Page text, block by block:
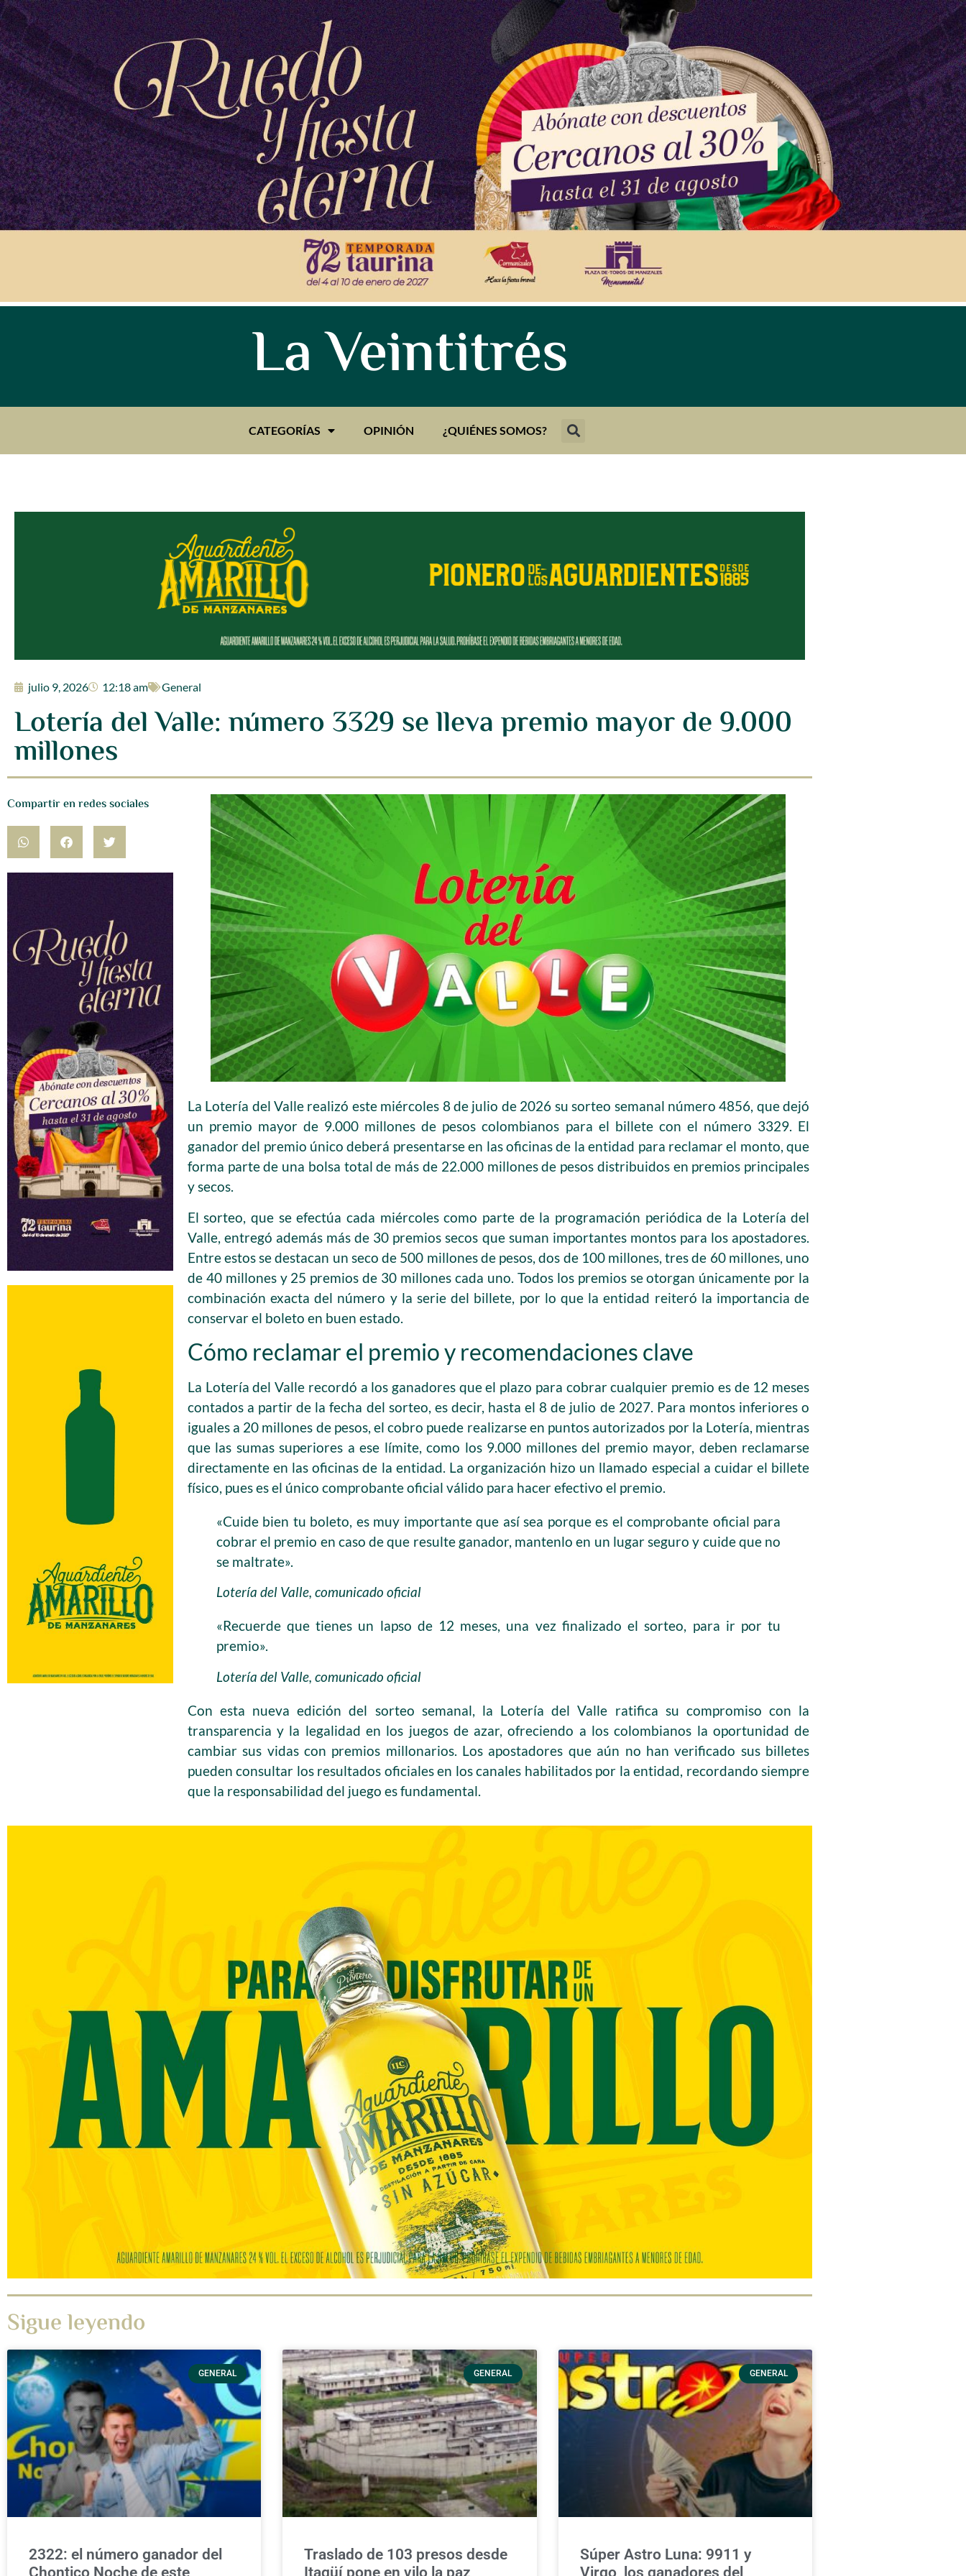
La Veintitrés
CATEGORÍAS OPINIÓN ¿QUIÉNES SOMOS?
julio 9, 2026 12:18 am General
Lotería del Valle: número 3329 se lleva premio mayor de 9.000
millones
Compartir en redes sociales
La Lotería del Valle realizó este miércoles 8 de julio de 2026 su sorteo semanal número 4856, que dejó
un premio mayor de 9.000 millones de pesos colombianos para el billete con el número 3329. El
ganador del premio único deberá presentarse en las oficinas de la entidad para reclamar el monto, que
forma parte de una bolsa total de más de 22.000 millones de pesos distribuidos en premios principales
y secos.
El sorteo, que se efectúa cada miércoles como parte de la programación periódica de la Lotería del
Valle, entregó además más de 30 premios secos que suman importantes montos para los apostadores.
Entre estos se destacan un seco de 500 millones de pesos, dos de 100 millones, tres de 60 millones, uno
de 40 millones y 25 premios de 30 millones cada uno. Todos los premios se otorgan únicamente por la
combinación exacta del número y la serie del billete, por lo que la entidad reiteró la importancia de
conservar el boleto en buen estado.
Cómo reclamar el premio y recomendaciones clave
La Lotería del Valle recordó a los ganadores que el plazo para cobrar cualquier premio es de 12 meses
contados a partir de la fecha del sorteo, es decir, hasta el 8 de julio de 2027. Para montos inferiores o
iguales a 20 millones de pesos, el cobro puede realizarse en puntos autorizados por la Lotería, mientras
que las sumas superiores a ese límite, como los 9.000 millones del premio mayor, deben reclamarse
directamente en las oficinas de la entidad. La organización hizo un llamado especial a cuidar el billete
físico, pues es el único comprobante oficial válido para hacer efectivo el premio.
«Cuide bien tu boleto, es muy importante que así sea porque es el comprobante oficial para
cobrar el premio en caso de que resulte ganador, mantenlo en un lugar seguro y cuide que no
se maltrate».
Lotería del Valle, comunicado oficial
«Recuerde que tienes un lapso de 12 meses, una vez finalizado el sorteo, para ir por tu
premio».
Lotería del Valle, comunicado oficial
Con esta nueva edición del sorteo semanal, la Lotería del Valle ratifica su compromiso con la
transparencia y la legalidad en los juegos de azar, ofreciendo a los colombianos la oportunidad de
cambiar sus vidas con premios millonarios. Los apostadores que aún no han verificado sus billetes
pueden consultar los resultados oficiales en los canales habilitados por la entidad, recordando siempre
que la responsabilidad del juego es fundamental.
Sigue leyendo
GENERAL
2322: el número ganador del
GENERAL
Traslado de 103 presos desde
GENERAL
Súper Astro Luna: 9911 y